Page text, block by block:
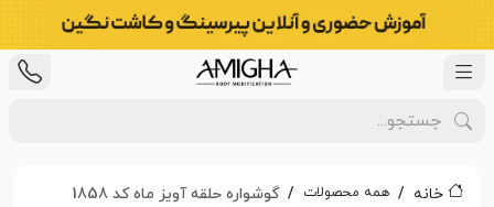
خانه همه محصولات گوشواره حلقه آویز ماه کد 1858